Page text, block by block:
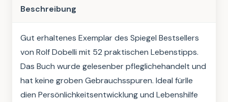
Beschreibung
Gut erhaltenes Exemplar des Spiegel Bestsellers
von Rolf Dobelli mit 52 praktischen Lebenstipps.
Das Buch wurde gelesenber pfleglichehandelt und
hat keine groben Gebrauchsspuren. Ideal fürlle
dien Persönlichkeitsentwicklung und Lebenshilfe